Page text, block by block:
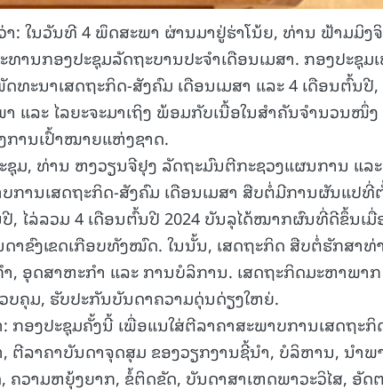
: ໃນວັນທີ 4 ພຶດສະພາ ຜ່ານມາຢູ່ຮ່າໂນ້ຍ, ທ່ານ ຟ້າມມິງ
ານກອງປະຊຸມລັດຖະບານປະຈຳເດືອນເມສາ. ກອງປະຊຸມ
ະນາເສດຖະກິດ-ສັງຄົມ ເດືອນເມສາ ແລະ 4 ເດືອນຕົ້ນປີ,
ລະ ໄລຍະຈະມາເຖິງ ພ້ອມກັບເນື້ອໃນສຳຄັນຈຳນວນໜຶ່ງ
ການເປົ້າໝາຍແຫ່ງຊາດ.
ຊຸມ, ທ່ານ ຫງວຽນຈີຢຸງ ລັດຖະມົນຕີກະຊວງແຜນການ ແລະ
ານເສດຖະກິດ-ສັງຄົມ ເດືອນເມສາ ສືບຕໍ່ມີການຜັນແປທີ່
, ໄລ່ລວມ 4 ເດືອນຕົ້ນປີ 2024 ບັນລຸໄດ້ໝາກຜົນທີ່ດີຂຶ້ນເມື່
ດາຂົງເຂດເກືອບທັງໝົດ. ໃນນັ້ນ, ເສດຖະກິດ ສືບຕໍ່ຮັກສາທ່າ
, ອຸດສາຫະກຳ ແລະ ການບໍລິການ. ເສດຖະກິດມະຫາພາ
ບຄຸມ, ຮັບປະກັນບັນດາຄວາມດຸ່ນດ່ຽງໃຫຍ່.
ກອງປະຊຸມຄັ້ງນີ້ ເພື່ອແນໃສ່ຕີລາຄາສະພາບການເສດຖະກິ
ຕີລາຄາບັນດາຈຸດສຸມ ຂອງວຽກງານຊີ້ນຳ, ບໍລິຫານ, ນຳພ
ວາມຫຍຸ້ງຍາກ, ຂໍ້ຕິດຂັດ, ບັນດາສາເຫດພາວະວິໄສ, ອັດ
15.040(07-08-